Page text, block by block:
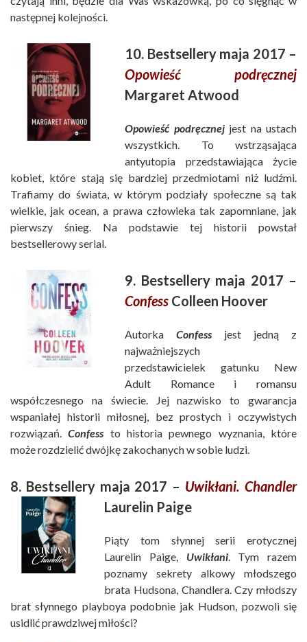
następnej kolejności.
10. Bestsellery maja 2017 –
Opowieść podręcznej
Margaret Atwood
Opowieść podręcznejjest na ustach
wszystkich. To wstrząsająca
antyutopia przedstawiająca życie
kobiet, które stają się bardziej przedmiotami niż ludźmi.
Trafiamy do świata, w którym podziały społeczne są tak
wielkie, jak ocean, a prawa człowieka tak zapomniane, jak
pierwszy śnieg. Na podstawie tej historii powstał
bestsellerowy serial.
9. Bestsellery maja 2017 –
Confess Colleen Hoover
Autorka Confess jest jedną z
najważniejszych
przedstawicielek gatunku New
Adult Romance i romansu
współczesnego na świecie. Jej nazwisko to gwarancja
wspaniałej historii miłosnej, bez prostych i oczywistych
rozwiązań.Confess to historia pewnego wyznania, które
może rozdzielić dwójkę zakochanych w sobie ludzi.
8. Bestsellery maja 2017 – Uwikłani. Chandler
Laurelin Paige
Piąty tom słynnej serii erotycznej
Laurelin Paige, Uwikłani. Tym razem
poznamy sekrety alkowy młodszego
brata Hudsona, Chandlera. Czy młodszy
brat słynnego playboya podobnie jak Hudson, pozwoli się
usidlić prawdziwej miłości?